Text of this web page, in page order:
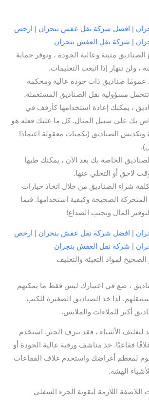
افضل شركة نقل عفش بنجران
ارخص
شركة نقل العفش بنجران
الصناديق متينة وعالية الجودة ، وتوفر حماية
، ولن تنهار إذا اتبعت التعليمات.
صناديق ذات جودة عالية ومحكمة
تتحمل مسؤولية نقل الصناديق المستعملة.
، يمكنك إعادة استخدامها كأرفف في
بك على سبيل المثال. كل ما عليك فعله هو
وتكديس الصناديق (بكميات معقولة اعتمادًا
الخاصة بك بعد الآن ، يمكنك طيها
لاحق أو التخلي عنها.
شراء الصناديق من خلال اتخاذ خيارات
الصحيحة وكيفية استخدامها. فيما
المال وتجنب الصداع!
افضل شركة نقل عفش بنجران
ارخص
شركة نقل العفش بنجران
الصحيح لمواد التعبئة والتغليف
، ضع في اعتبارك ليس فقط ما يمكنهم
لذا خذ الصناديق الصغيرة للكتب
أكبر للملاءات والملابس.
لتغليف الأشياء ، فقد ينزف الحبر. استخدم
فقاعيًا. خذ مناشف ورقية عالية الجودة أو
لمعظم أغراضك واستخدم غلاف الفقاعات
الهشة.
اللاصقة اللازمة لتقوية الجزء السفلي